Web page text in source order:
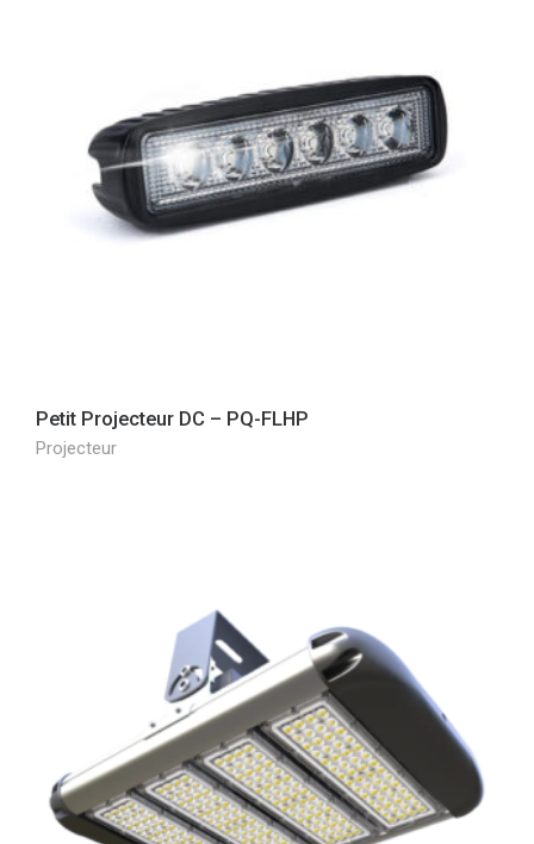
Petit Projecteur DC – PQ-FLHP
Projecteur